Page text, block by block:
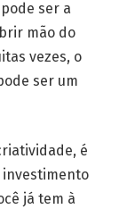
ser a
mão do
vezes, o
ser um
é
investimento
já tem à